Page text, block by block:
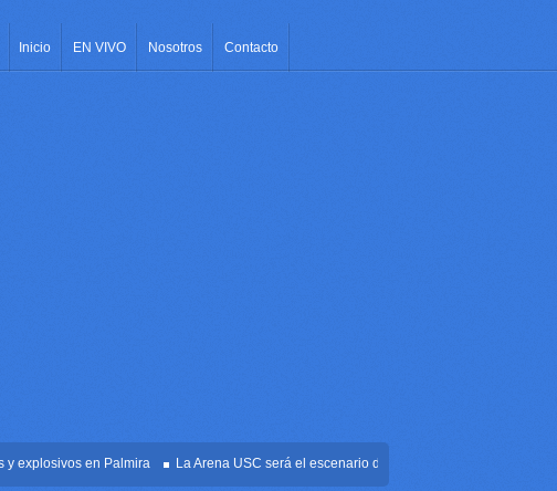
Inicio EN VIVO Nosotros Contacto
en Palmira La Arena USC será el escenario de la posesión presidencial de